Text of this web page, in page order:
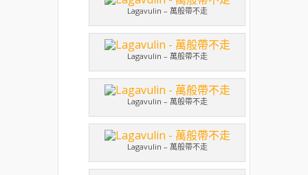
Lagavulin – 萬般帶不走
Lagavulin – 萬般帶不走
Lagavulin – 萬般帶不走
Lagavulin – 萬般帶不走